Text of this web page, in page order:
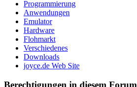
Programmierung
Anwendungen
Emulator
Hardware
Flohmarkt
Verschiedenes
Downloads
joyce.de Web Site
Berechtigungen in diesem Forum